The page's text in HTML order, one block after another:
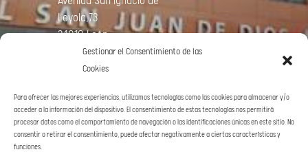
Gestionar el Consentimiento de las
Cookies
Para ofrecer las mejores experiencias, utilizamos tecnologías como las cookies para almacenar y/o
acceder a la información del dispositivo. El consentimiento de estas tecnologías nos permitirá
procesar datos como el comportamiento de navegación o las identificaciones únicas en este sitio. No
consentir o retirar el consentimiento, puede afectar negativamente a ciertas características y
funciones.
Loyola,73
24010 León
LLÁMANOS
987 232 512